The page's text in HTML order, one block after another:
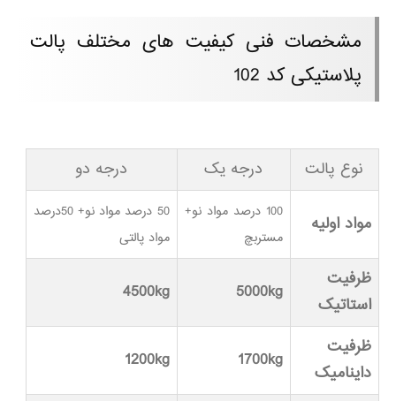
مشخصات فنی کیفیت های مختلف پالت
پلاستیکی کد 102
نوع پالت درجه یک درجه دو
مواد اولیه
100 درصد مواد نو+
مستربچ
50 درصد مواد نو+ 50درصد
مواد پالتی
ظرفیت
استاتیک
5000kg
4500kg
ظرفیت
داینامیک
1700kg
1200kg